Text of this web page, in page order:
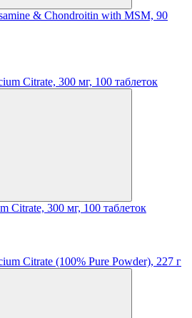
& Chondroitin with MSM, 90
Citrate, 300 мг, 100 таблеток